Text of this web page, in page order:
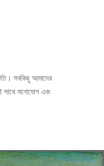
সবকিছু আমাদের
সাথে মনোযোগ এবং